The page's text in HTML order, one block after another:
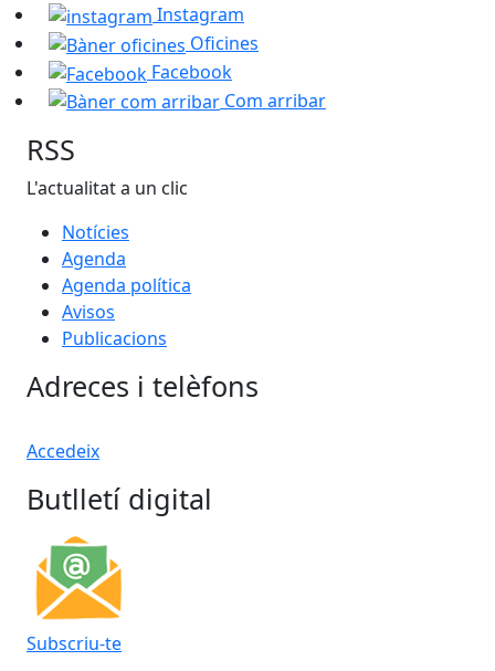
Instagram
Oficines
Facebook
Com arribar
RSS
L'actualitat a un clic
Notícies
Agenda
Agenda política
Avisos
Publicacions
Adreces i telèfons
Accedeix
Butlletí digital
Subscriu-te